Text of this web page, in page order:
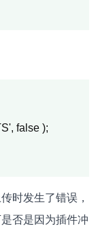
false );
时发生了错误，
否是因为插件冲